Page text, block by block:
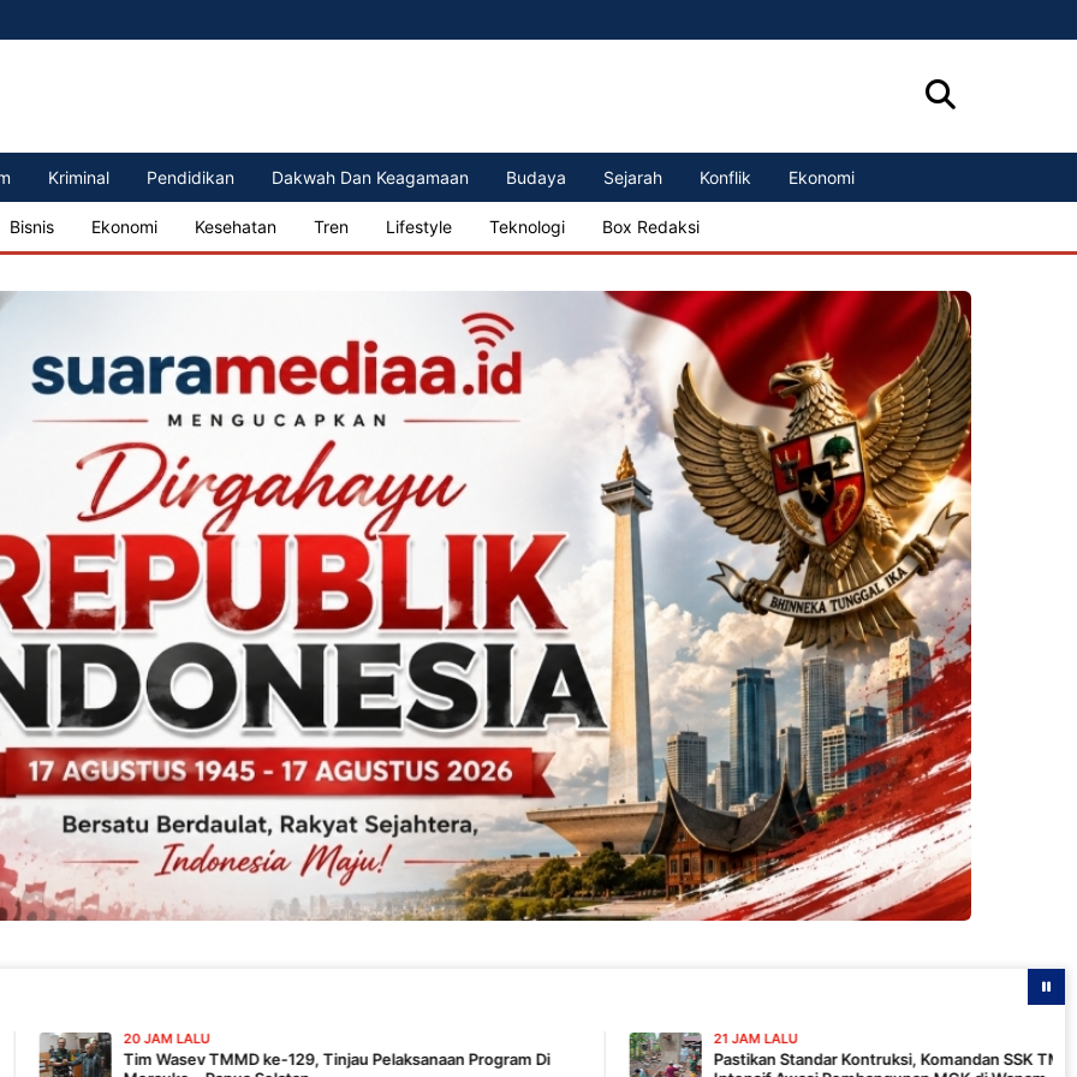
Kriminal Pendidikan Dakwah Dan Keagamaan Budaya Sejarah Konflik Ekonomi
Bisnis Ekonomi Kesehatan Tren Lifestyle Teknologi Box Redaksi
LALU
TMMD ke-129, Tinjau Pelaksanaan Program Di
21 JAM LALU
Pastikan Standar Kontruksi, Komandan SSK TMMD 129